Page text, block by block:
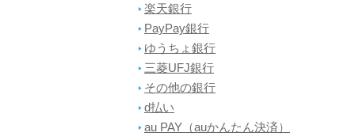
楽天銀行
PayPay銀行
ゆうちょ銀行
三菱UFJ銀行
その他の銀行
d払い
au PAY（auかんたん決済）